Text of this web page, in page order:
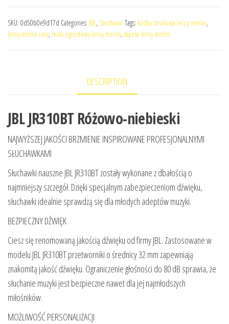
SKU: 0d50b0e9d17d Categories: JBL, Słuchawki Tags: kostka brukowa leroy merlin,
leroy merlin żory, leżak ogrodowy leroy merlin, tapeta leroy merlin
DESCRIPTION
JBL JR310BT Różowo-niebieski
NAJWYŻSZEJ JAKOŚCI BRZMIENIE INSPIROWANE PROFESJONALNYMI
SŁUCHAWKAMI
Słuchawki nauszne JBL JR310BT zostały wykonane z dbałością o
najmniejszy szczegół. Dzięki specjalnym zabezpieczeniom dźwięku,
słuchawki idealnie sprawdzą się dla młodych adeptów muzyki.
BEZPIECZNY DŹWIĘK
Ciesz się renomowaną jakością dźwięku od firmy JBL. Zastosowane w
modelu JBL JR310BT przetworniki o średnicy 32 mm zapewniają
znakomitą jakość dźwięku. Ograniczenie głośności do 80 dB sprawia, że
słuchanie muzyki jest bezpieczne nawet dla jej najmłodszych
miłośników.
MOŻLIWOŚĆ PERSONALIZACJI